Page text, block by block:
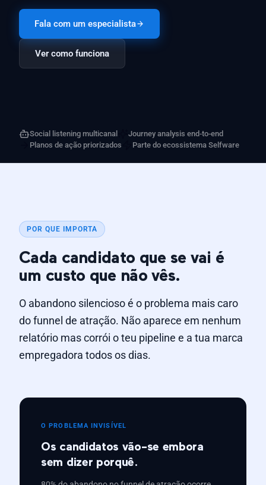
Fala com um especialista
Ver como funciona
Social listening multicanal
Journey analysis end-to-end
Planos de ação priorizados
Parte do ecossistema Selfware
POR QUE IMPORTA
Cada candidato que se vai é
um custo que não vês.
O abandono silencioso é o problema mais caro
do funnel de atração. Não aparece em nenhum
relatório mas corrói o teu pipeline e a tua marca
empregadora todos os dias.
O PROBLEMA INVISÍVEL
Os candidatos vão-se embora
sem dizer porquê.